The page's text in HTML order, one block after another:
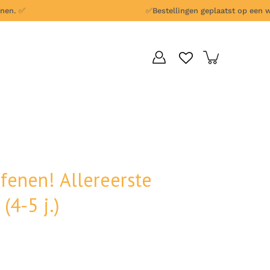
✅ Bestellingen geplaatst op een
Allereerste
5 j.)